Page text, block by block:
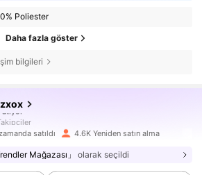
Poliester
Daha fazla göster
bilgileri
satıldı 4.6K Yeniden satın alma
Mağazası」 olarak seçildi